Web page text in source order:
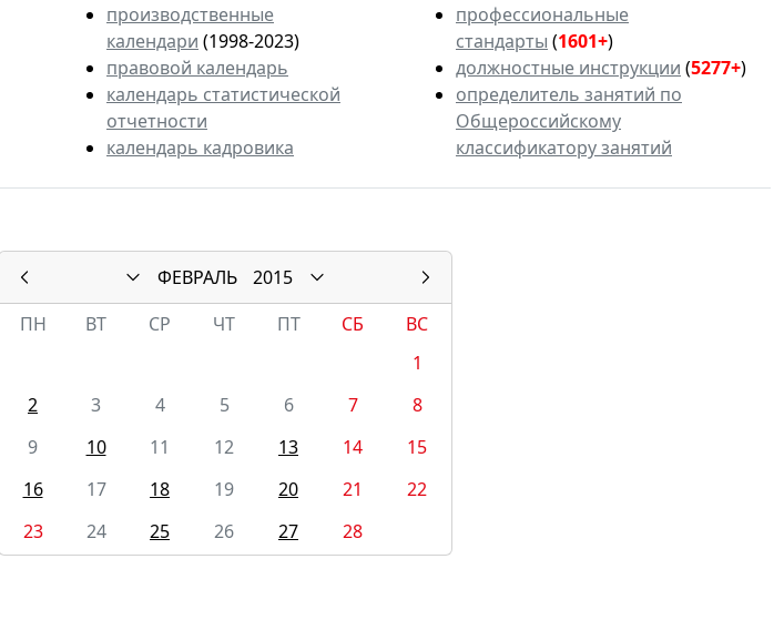
производственные
календари (1998-2023)
правовой календарь
календарь статистической
отчетности
календарь кадровика
профессиональные
стандарты (1601+)
должностные инструкции (5277+)
определитель занятий по
Общероссийскому
классификатору занятий
ФЕВРАЛЬ
2015
ПН
ВТ СР ЧТ ПТ СБ
ВС
1
2
3 4 5 6 7
8
9
10 11 12 13 14
15
16
17 18 19 20 21
22
23
24 25 26 27 28